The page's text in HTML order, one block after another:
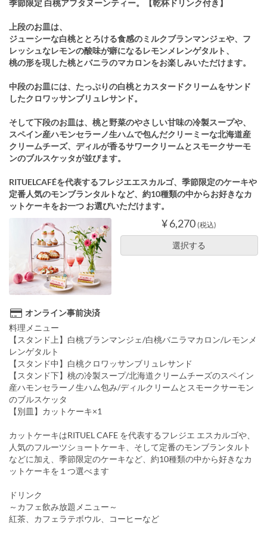
季節限定 白桃アフタヌーンティー。【乾杯ドリンク付き】
上段のお皿は、
ジューシーな白桃ととろける食感のミルクブランマンジェや、フ
レッシュなレモンの酸味が癖になるレモンメレンゲタルト、
桃の形を現した桃とバニラのマカロンをお楽しみいただけます。
中段のお皿には、たっぷりの白桃とカスタードクリームをサンド
したクロワッサンブリュレサンド。
そして下段のお皿は、桃と野菜のやさしい甘味の冷製スープや、
スペイン産ハモンセラーノ生ハムで包んだクリーミーな北海道産
クリームチーズ、ディルが香るサワークリームとスモークサーモ
ンのブルスケッタが並びます。
RITUELCAFÉを代表するフレジエエスカルゴ、季節限定のケーキや
定番人気のモンブランタルトなど、約10種類の中からお好きなカ
ットケーキをお一つ お選びいただけます。
¥ 6,270 (税込)
選択する
オンライン事前決済
料理メニュー
【スタンド上】白桃ブランマンジェ/白桃バニラマカロン/レモンメ
レンゲタルト
【スタンド中】白桃クロワッサンブリュレサンド
【スタンド下】桃の冷製スープ/北海道クリームチーズのスペイン
産ハモンセラーノ生ハム包み/ディルクリームとスモークサーモン
のブルスケッタ
【別皿】カットケーキ×1
カットケーキはRITUEL CAFE を代表するフレジエ エスカルゴや、
人気のフルーツショートケーキ、そして定番のモンブランタルト
などに加え、季節限定のケーキなど、約10種類の中から好きなカ
ットケーキを１つ選べます
ドリンク
～カフェ飲み放題メニュー～
紅茶、カフェラテボウル、コーヒーなど